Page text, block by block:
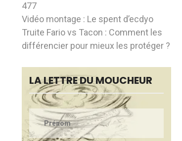
477
Vidéo montage : Le spent d’ecdyo
Truite Fario vs Tacon : Comment les
différencier pour mieux les protéger ?
LA LETTRE DU MOUCHEUR